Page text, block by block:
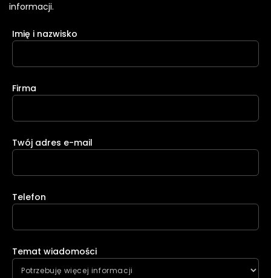
informacji.
Imię i nazwisko
Firma
Twój adres e-mail
Telefon
Temat wiadomości